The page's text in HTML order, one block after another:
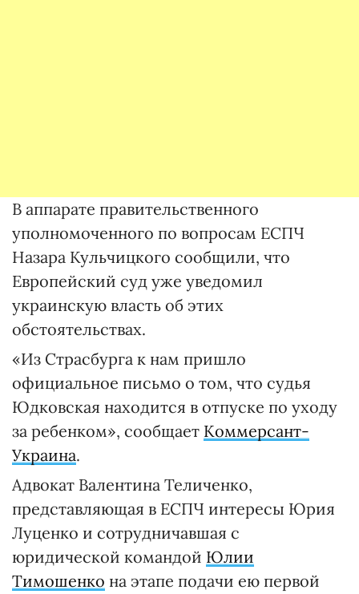
В аппарате правительственного
уполномоченного по вопросам ЕСПЧ
Назара Кульчицкого сообщили, что
Европейский суд уже уведомил
украинскую власть об этих
обстоятельствах.
«Из Страсбурга к нам пришло
официальное письмо о том, что судья
Юдковская находится в отпуске по уходу
за ребенком», сообщает Коммерсант-
Украина.
Адвокат Валентина Теличенко,
представляющая в ЕСПЧ интересы Юрия
Луценко и сотрудничавшая с
юридической командой Юлии
Тимошенко на этапе подачи ею первой